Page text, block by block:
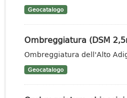
Geocatalogo
Ombreggiatura (DSM
Ombreggiatura dell'Alto
Geocatalogo